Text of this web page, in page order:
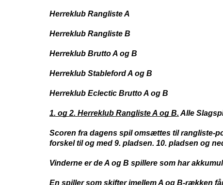
Herreklub Rangliste A
Herreklub Rangliste B
Herreklub Brutto A og B
Herreklub Stableford A og B
Herreklub Eclectic Brutto A og B
1. og 2. Herreklub Rangliste A og B.Alle
Scoren fra dagens spil omsættes til rangliste-
forskel til og med 9. pladsen. 10. pladsen og
Vinderne er de A og B spillere som har
En spiller som skifter imellem A og B-rækken